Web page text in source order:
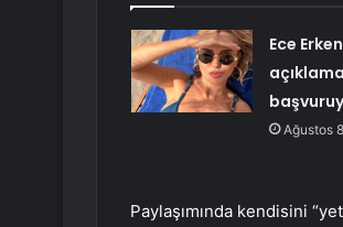
Ece
Ağustos
Paylaşımında kendisini